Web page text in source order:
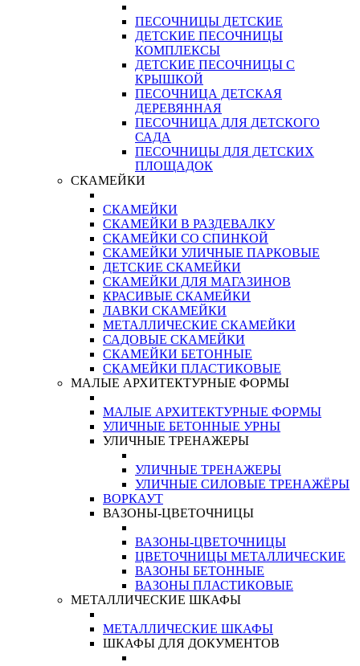
ПЕСОЧНИЦЫ ДЕТСКИЕ
ДЕТСКИЕ ПЕСОЧНИЦЫ
КОМПЛЕКСЫ
ДЕТСКИЕ ПЕСОЧНИЦЫ С
КРЫШКОЙ
ПЕСОЧНИЦА ДЕТСКАЯ
ДЕРЕВЯННАЯ
ПЕСОЧНИЦА ДЛЯ ДЕТСКОГО
САДА
ПЕСОЧНИЦЫ ДЛЯ ДЕТСКИХ
ПЛОЩАДОК
СКАМЕЙКИ
СКАМЕЙКИ
СКАМЕЙКИ В РАЗДЕВАЛКУ
СКАМЕЙКИ СО СПИНКОЙ
СКАМЕЙКИ УЛИЧНЫЕ ПАРКОВЫЕ
ДЕТСКИЕ СКАМЕЙКИ
СКАМЕЙКИ ДЛЯ МАГАЗИНОВ
КРАСИВЫЕ СКАМЕЙКИ
ЛАВКИ СКАМЕЙКИ
МЕТАЛЛИЧЕСКИЕ СКАМЕЙКИ
САДОВЫЕ СКАМЕЙКИ
СКАМЕЙКИ БЕТОННЫЕ
СКАМЕЙКИ ПЛАСТИКОВЫЕ
МАЛЫЕ АРХИТЕКТУРНЫЕ ФОРМЫ
МАЛЫЕ АРХИТЕКТУРНЫЕ ФОРМЫ
УЛИЧНЫЕ БЕТОННЫЕ УРНЫ
УЛИЧНЫЕ ТРЕНАЖЕРЫ
УЛИЧНЫЕ ТРЕНАЖЕРЫ
УЛИЧНЫЕ СИЛОВЫЕ ТРЕНАЖЁРЫ
ВОРКАУТ
ВАЗОНЫ-ЦВЕТОЧНИЦЫ
ВАЗОНЫ-ЦВЕТОЧНИЦЫ
ЦВЕТОЧНИЦЫ МЕТАЛЛИЧЕСКИЕ
ВАЗОНЫ БЕТОННЫЕ
ВАЗОНЫ ПЛАСТИКОВЫЕ
МЕТАЛЛИЧЕСКИЕ ШКАФЫ
МЕТАЛЛИЧЕСКИЕ ШКАФЫ
ШКАФЫ ДЛЯ ДОКУМЕНТОВ